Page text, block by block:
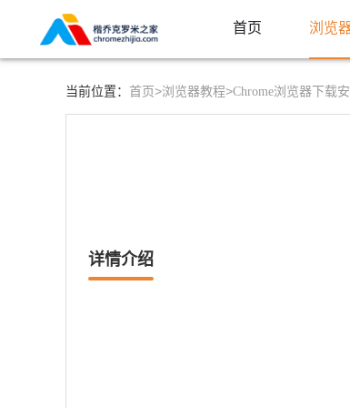
首页 浏览
当前位置： 首页>浏览器教程>Chrome浏览器下载
详情介绍